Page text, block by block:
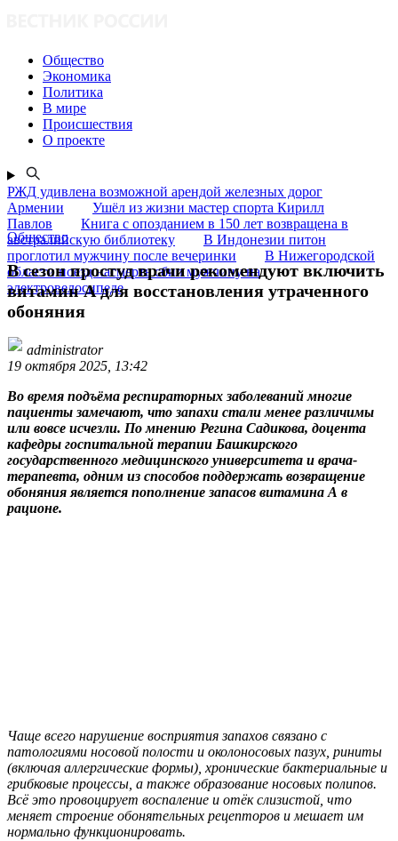
Общество
Экономика
Политика
В мире
Происшествия
О проекте
РЖД удивлена возможной арендой железных дорог
Армении
Ушёл из жизни мастер спорта Кирилл
Павлов
Книга с опозданием в 150 лет возвращена в
австралийскую библиотеку
В Индонезии питон
проглотил мужчину после вечеринки
В Нижегородской
области поезд насмерть сбил мужчину на
электровелосипеде
Общество
В сезон простуд врачи рекомендуют включить
витамин А для восстановления утраченного
обоняния
administrator
19 октября 2025, 13:42
Во время подъёма респираторных заболеваний многие
пациенты замечают, что запахи стали менее различимы
или вовсе исчезли. По мнению Регина Садикова, доцента
кафедры госпитальной терапии Башкирского
государственного медицинского университета и врача-
терапевта, одним из способов поддержать возвращение
обоняния является пополнение запасов витамина А в
рационе.
Чаще всего нарушение восприятия запахов связано с
патологиями носовой полости и околоносовых пазух, риниты
(включая аллергические формы), хронические бактериальные и
грибковые процессы, а также образование носовых полипов.
Всё это провоцирует воспаление и отёк слизистой, что
меняет строение обонятельных рецепторов и мешает им
нормально функционировать.